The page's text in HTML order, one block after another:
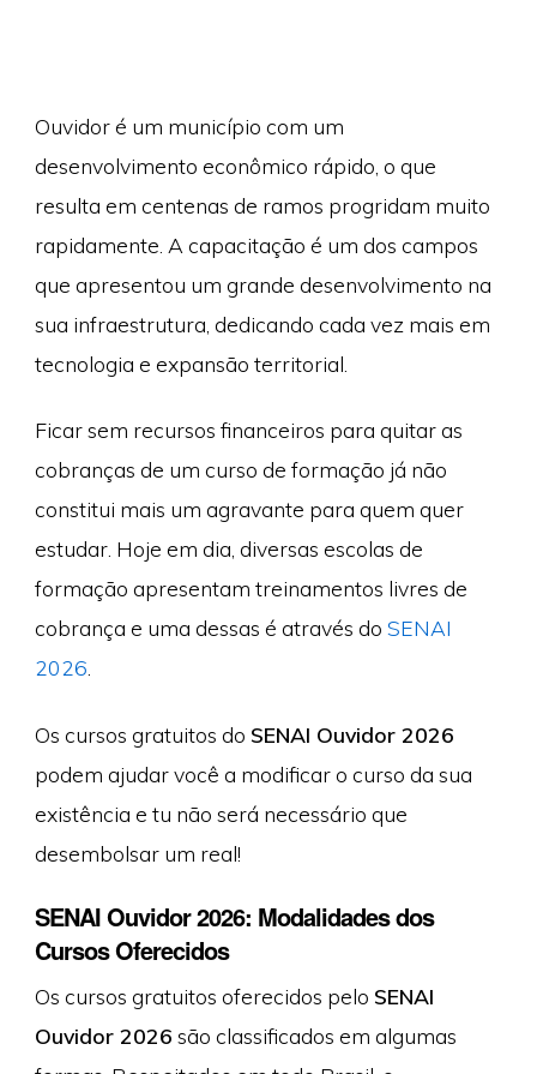
Ouvidor é um município com um
desenvolvimento econômico rápido, o que
resulta em centenas de ramos progridam muito
rapidamente. A capacitação é um dos campos
que apresentou um grande desenvolvimento na
sua infraestrutura, dedicando cada vez mais em
tecnologia e expansão territorial.
Ficar sem recursos financeiros para quitar as
cobranças de um curso de formação já não
constitui mais um agravante para quem quer
estudar. Hoje em dia, diversas escolas de
formação apresentam treinamentos livres de
cobrança e uma dessas é através do SENAI
2026
Os cursos gratuitos do SENAI Ouvidor 2026
podem ajudar você a modificar o curso da sua
existência e tu não será necessário que
desembolsar um real!
SENAI Ouvidor 2026: Modalidades dos
Cursos Oferecidos
Os cursos gratuitos oferecidos pelo SENAI
Ouvidor 2026 são classificados em algumas